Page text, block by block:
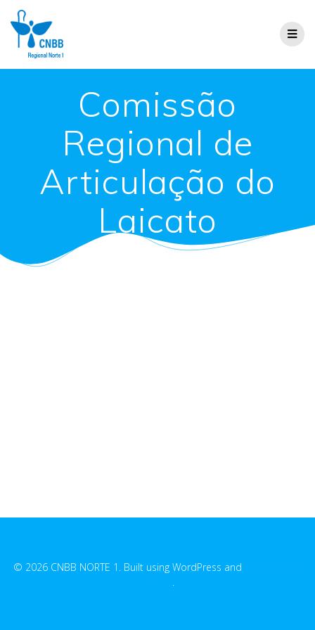
Comissão
Regional de
Articulação do
Laicato
© 2026 CNBB NORTE 1. Built using WordPress and
.